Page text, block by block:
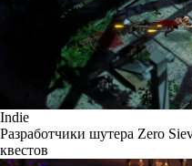
Indie
Разработчики шутера Zero
квестов